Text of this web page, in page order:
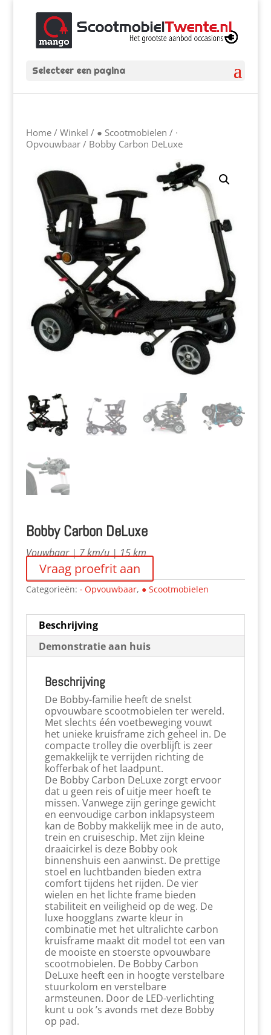
Selecteer een pagina
Home/ Winkel / ● Scootmobielen / ∙
Opvouwbaar/ Bobby Carbon DeLuxe
Bobby Carbon DeLuxe
Vouwbaar | 7 km/u | 15 km
Vraag proefrit aan
Categorieën: ∙ Opvouwbaar, ● Scootmobielen
Beschrijving
Demonstratie aan huis
Beschrijving
De Bobby-familie heeft de snelst
opvouwbare scootmobielen ter wereld.
Met slechts één voetbeweging vouwt
het unieke kruisframe zich geheel in. De
compacte trolley die overblijft is zeer
gemakkelijk te verrijden richting de
kofferbak of het laadpunt.
De Bobby Carbon DeLuxe zorgt ervoor
dat u geen reis of uitje meer hoeft te
missen. Vanwege zijn geringe gewicht
en eenvoudige carbon inklapsysteem
kan de Bobby makkelijk mee in de auto,
trein en cruiseschip. Met zijn kleine
draaicirkel is deze Bobby ook
binnenshuis een aanwinst. De prettige
stoel en luchtbanden bieden extra
comfort tijdens het rijden. De vier
wielen en het lichte frame bieden
stabiliteit en veiligheid op de weg. De
luxe hoogglans zwarte kleur in
combinatie met het ultralichte carbon
kruisframe maakt dit model tot een van
de mooiste en stoerste opvouwbare
scootmobielen. De Bobby Carbon
DeLuxe heeft een in hoogte verstelbare
stuurkolom en verstelbare
armsteunen. Door de LED-verlichting
kunt u ook ’s avonds met deze Bobby
op pad.